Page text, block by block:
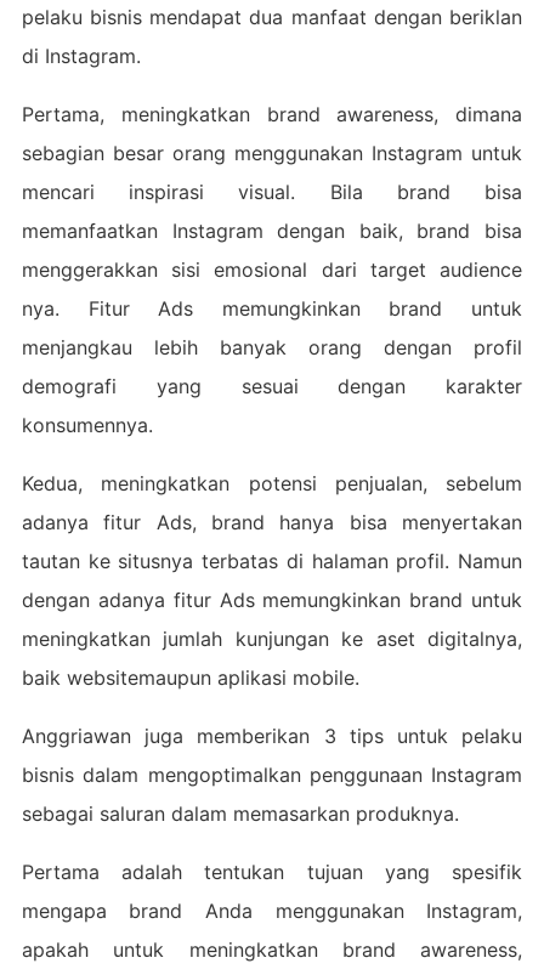
pelaku bisnis mendapat dua manfaat dengan beriklan
di Instagram.
Pertama, meningkatkan brand awareness, dimana
sebagian besar orang menggunakan Instagram untuk
mencari inspirasi visual. Bila brand bisa
memanfaatkan Instagram dengan baik, brand bisa
menggerakkan sisi emosional dari target audience
nya. Fitur Ads memungkinkan brand untuk
menjangkau lebih banyak orang dengan profil
demografi yang sesuai dengan karakter
konsumennya.
Kedua, meningkatkan potensi penjualan, sebelum
adanya fitur Ads, brand hanya bisa menyertakan
tautan ke situsnya terbatas di halaman profil. Namun
dengan adanya fitur Ads memungkinkan brand untuk
meningkatkan jumlah kunjungan ke aset digitalnya,
baik websitemaupun aplikasi mobile.
Anggriawan juga memberikan 3 tips untuk pelaku
bisnis dalam mengoptimalkan penggunaan Instagram
sebagai saluran dalam memasarkan produknya.
Pertama adalah tentukan tujuan yang spesifik
mengapa brand Anda menggunakan Instagram,
apakah untuk meningkatkan brand awareness,